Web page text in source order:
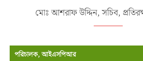
মোঃ আশরাফ উদ্দিন, সচিব,
পরিচালক, আইএসপিআর